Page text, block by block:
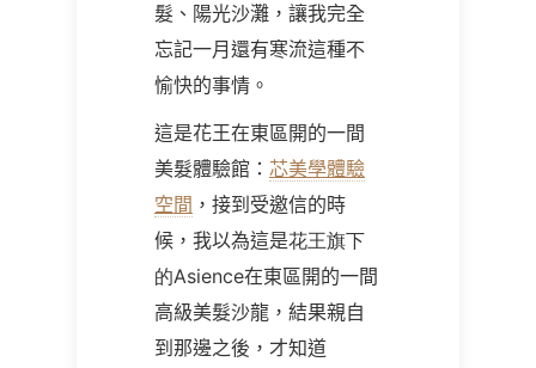
髮、陽光沙灘，讓我完全
忘記一月還有寒流這種不
愉快的事情。
這是花王在東區開的一間
美髮體驗館： 芯美學體驗
空間 ，接到受邀信的時
候，我以為這是花王旗下
的Asience在東區開的一間
高級美髮沙龍，結果親自
到那邊之後，才知道